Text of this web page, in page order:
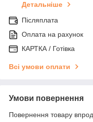
Детальніше
Післяплата
Оплата на рахунок
КАРТКА / Готівка
Всі умови оплати
Умови повернення
Повернення товару